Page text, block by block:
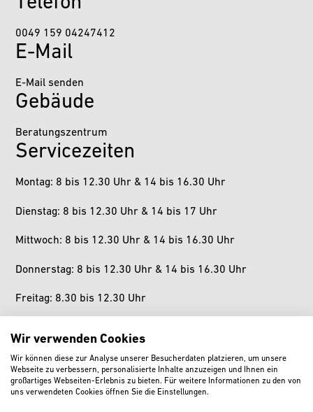
Politik & Verwaltung
Wirtschaft & Arbeit
0049 159 04247412
E-Mail
E-Mail senden
Gebäude
Beratungszentrum
Servicezeiten
Montag: 8 bis 12.30 Uhr & 14 bis 16.30 Uhr
Dienstag: 8 bis 12.30 Uhr & 14 bis 17 Uhr
Mittwoch: 8 bis 12.30 Uhr & 14 bis 16.30 Uhr
Donnerstag: 8 bis 12.30 Uhr & 14 bis 16.30 Uhr
Freitag: 8.30 bis 12.30 Uhr
Sonntag: geschlossen
Wir verwenden Cookies
Wir können diese zur Analyse unserer Besucherdaten platzieren, um unsere
Webseite zu verbessern, personalisierte Inhalte anzuzeigen und Ihnen ein
großartiges Webseiten-Erlebnis zu bieten. Für weitere Informationen zu den von
uns verwendeten Cookies öffnen Sie die Einstellungen.